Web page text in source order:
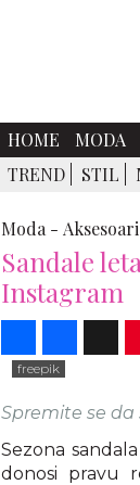
HOME MODA
TREND
STIL
Moda - Aksesoari
Sandale
Instagram
freepik
Spremite se
Sezona
donosi pravu